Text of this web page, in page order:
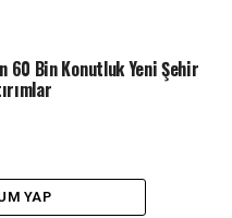
60 Bin Konutluk Yeni Şehir
YAP